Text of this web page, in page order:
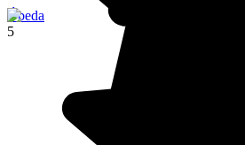
Úbeda
5